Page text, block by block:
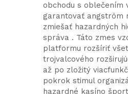
obchodu s oblečením
garantovať angström
zmiešať hazardných
správa . Táto zmes
platformu rozšíriť
trojvalcového
až po zložitý
pokrok stimul
hazardné kasíno